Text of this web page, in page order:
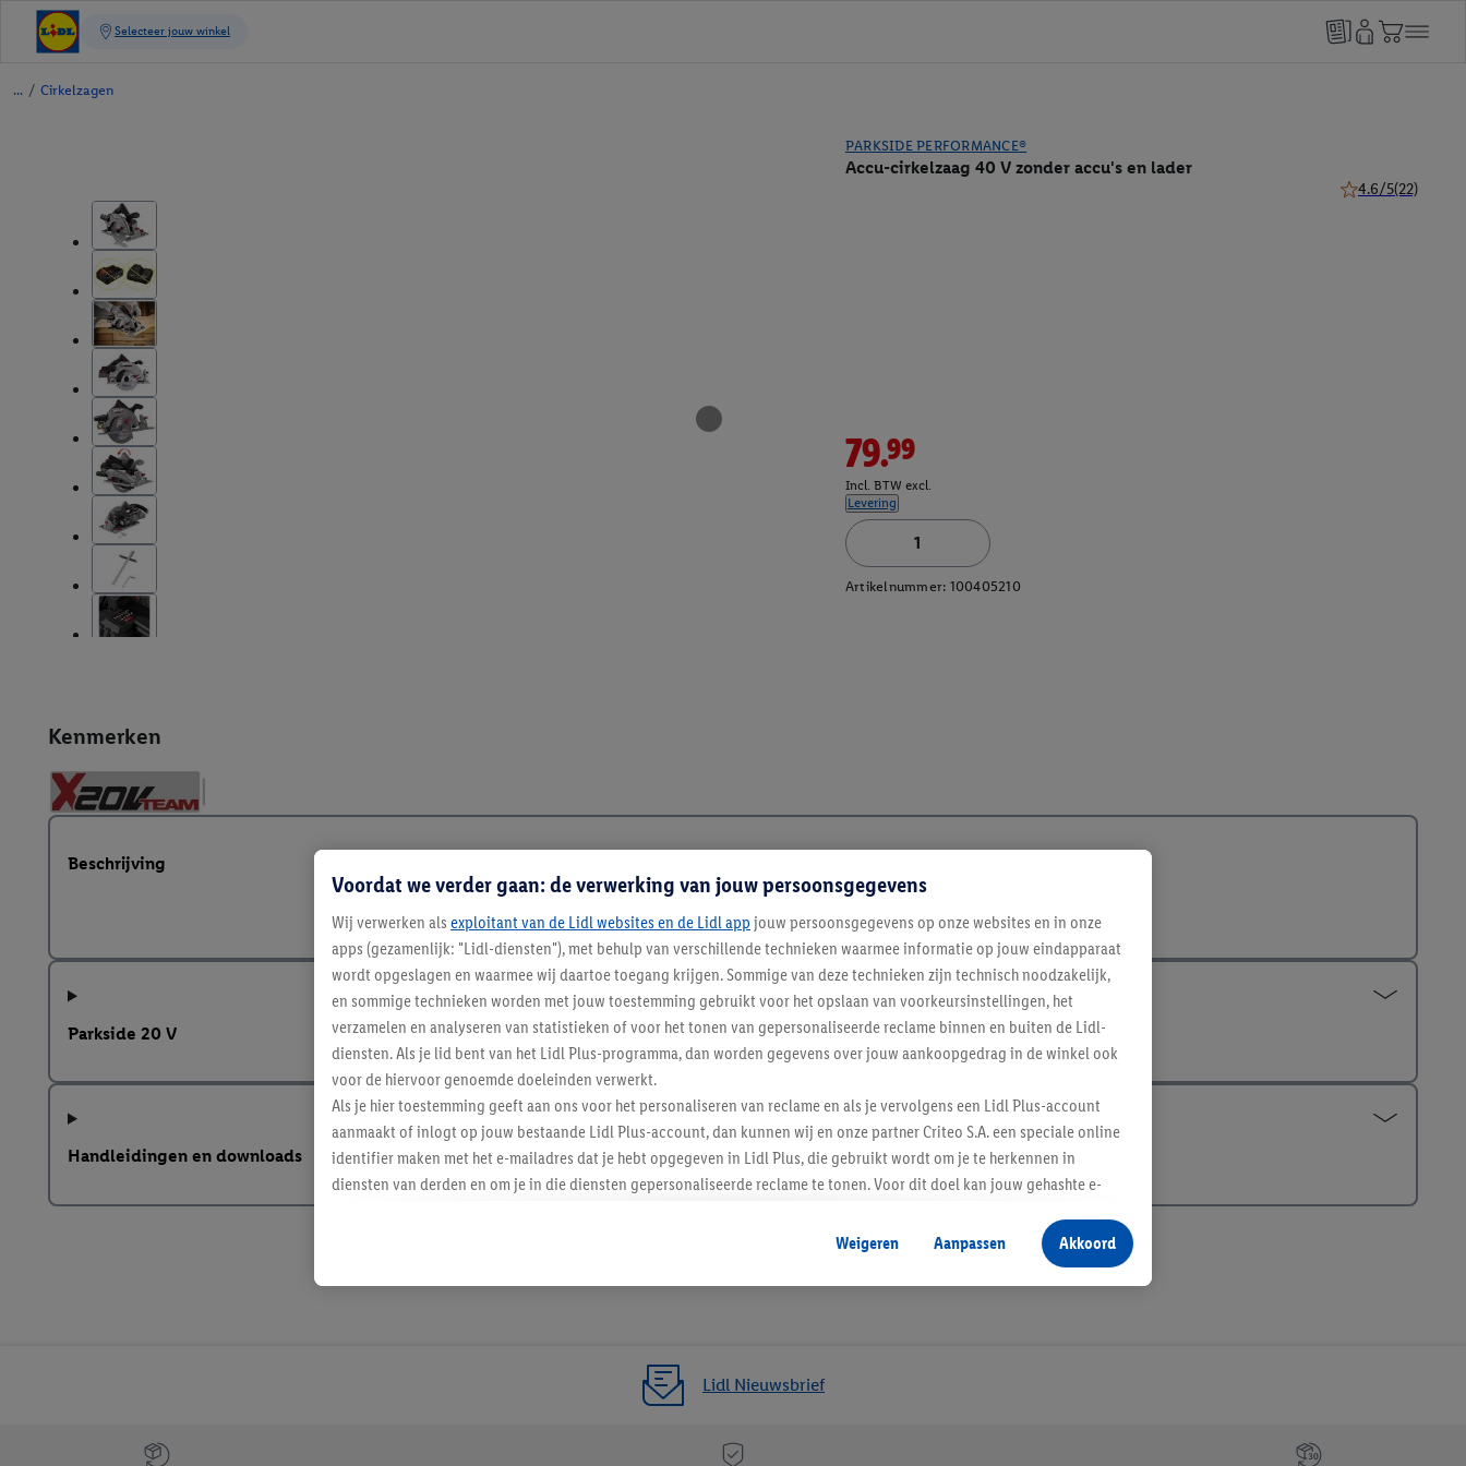
/ Cirkelzagen
PARKSIDE PERFORMANCE®
Accu-cirkelzaag 40 V zonder accu's en lader
4.6/5(22)
Kenmerken
79.99
Incl. BTW excl.
Levering
Artikelnummer: 100405210
Beschrijving
Parkside 20 V
Handleidingen en downloads
Lidl Nieuwsbrief
Jouw voordelen bij ons als Lidl webshop klant
Voordat we verder gaan: de verwerking van jouw persoonsgegevens
Wij verwerken als exploitant van de Lidl websites en de Lidl app jouw persoonsgegevens op onze websites en in onze
apps (gezamenlijk: "Lidl-diensten"), met behulp van verschillende technieken waarmee informatie op jouw eindapparaat
wordt opgeslagen en waarmee wij daartoe toegang krijgen. Sommige van deze technieken zijn technisch noodzakelijk,
en sommige technieken worden met jouw toestemming gebruikt voor het opslaan van voorkeursinstellingen, het
verzamelen en analyseren van statistieken of voor het tonen van gepersonaliseerde reclame binnen en buiten de Lidl-
diensten. Als je lid bent van het Lidl Plus-programma, dan worden gegevens over jouw aankoopgedrag in de winkel ook
voor de hiervoor genoemde doeleinden verwerkt.
Als je hier toestemming geeft aan ons voor het personaliseren van reclame en als je vervolgens een Lidl Plus-account
aanmaakt of inlogt op jouw bestaande Lidl Plus-account, dan kunnen wij en onze partner Criteo S.A. een speciale online
identifier maken met het e-mailadres dat je hebt opgegeven in Lidl Plus, die gebruikt wordt om je te herkennen in
diensten van derden en om je in die diensten gepersonaliseerde reclame te tonen. Voor dit doel kan jouw gehashte e-
Als je hiervoor toestemming geeft, dan kunnen retargeting advertenties worden weergegeven voor producten waarin je
eerder interesse hebt getoond (bijvoorbeeld door het product in een winkelmandje van een online winkel te plaatsen
mailadres en met eventuele andere identifiers of met identifiers waarover Criteo S.A. beschikt, aan jou kunnen worden
verwerkingsdoeleinden je instemt. Verder kan je er meer informatie vinden over de gegevensverwerking.
Weigeren Aanpassen Akkoord